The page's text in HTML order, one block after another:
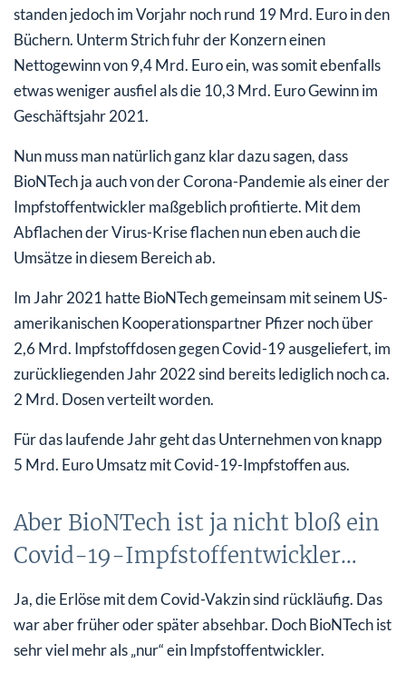
standen jedoch im Vorjahr noch rund 19 Mrd. Euro in den
Büchern. Unterm Strich fuhr der Konzern einen
Nettogewinn von 9,4 Mrd. Euro ein, was somit ebenfalls
etwas weniger ausfiel als die 10,3 Mrd. Euro Gewinn im
Geschäftsjahr 2021.
Nun muss man natürlich ganz klar dazu sagen, dass
BioNTech ja auch von der Corona-Pandemie als einer der
Impfstoffentwickler maßgeblich profitierte. Mit dem
Abflachen der Virus-Krise flachen nun eben auch die
Umsätze in diesem Bereich ab.
Im Jahr 2021 hatte BioNTech gemeinsam mit seinem US-
amerikanischen Kooperationspartner Pfizer noch über
2,6 Mrd. Impfstoffdosen gegen Covid-19 ausgeliefert, im
zurückliegenden Jahr 2022 sind bereits lediglich noch ca.
2 Mrd. Dosen verteilt worden.
Für das laufende Jahr geht das Unternehmen von knapp
5 Mrd. Euro Umsatz mit Covid-19-Impfstoffen aus.
Aber BioNTech ist ja nicht bloß ein
Covid-19-Impfstoffentwickler…
Ja, die Erlöse mit dem Covid-Vakzin sind rückläufig. Das
war aber früher oder später absehbar. Doch BioNTech ist
sehr viel mehr als „nur“ ein Impfstoffentwickler.